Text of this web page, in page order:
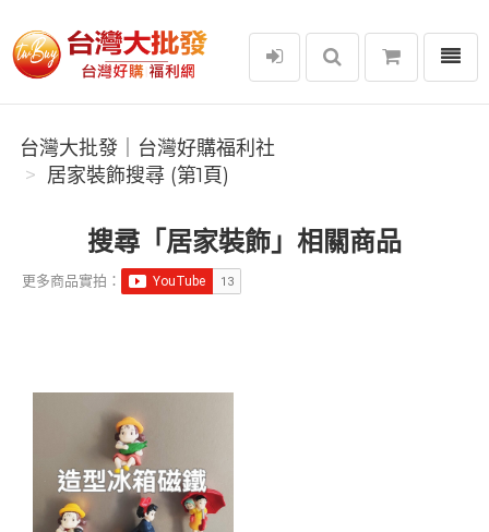
台灣大批發｜台灣好購福利社
選單
台灣大批發｜台灣好購福利社
居家裝飾搜尋 (第1頁)
搜尋「居家裝飾」相關商品
更多商品實拍：